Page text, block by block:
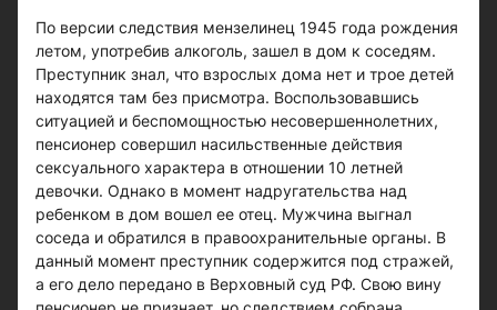
По версии следствия мензелинец 1945 года рождения
летом, употребив алкоголь, зашел в дом к соседям.
Преступник знал, что взрослых дома нет и трое детей
находятся там без присмотра. Воспользовавшись
ситуацией и беспомощностью несовершеннолетних,
пенсионер совершил насильственные действия
сексуального характера в отношении 10 летней
девочки. Однако в момент надругательства над
ребенком в дом вошел ее отец. Мужчина выгнал
соседа и обратился в правоохранительные органы. В
данный момент преступник содержится под стражей,
а его дело передано в Верховный суд РФ. Свою вину